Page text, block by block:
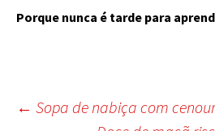
Porque nunca é tarde para
Post
← Sopa de nabiça com